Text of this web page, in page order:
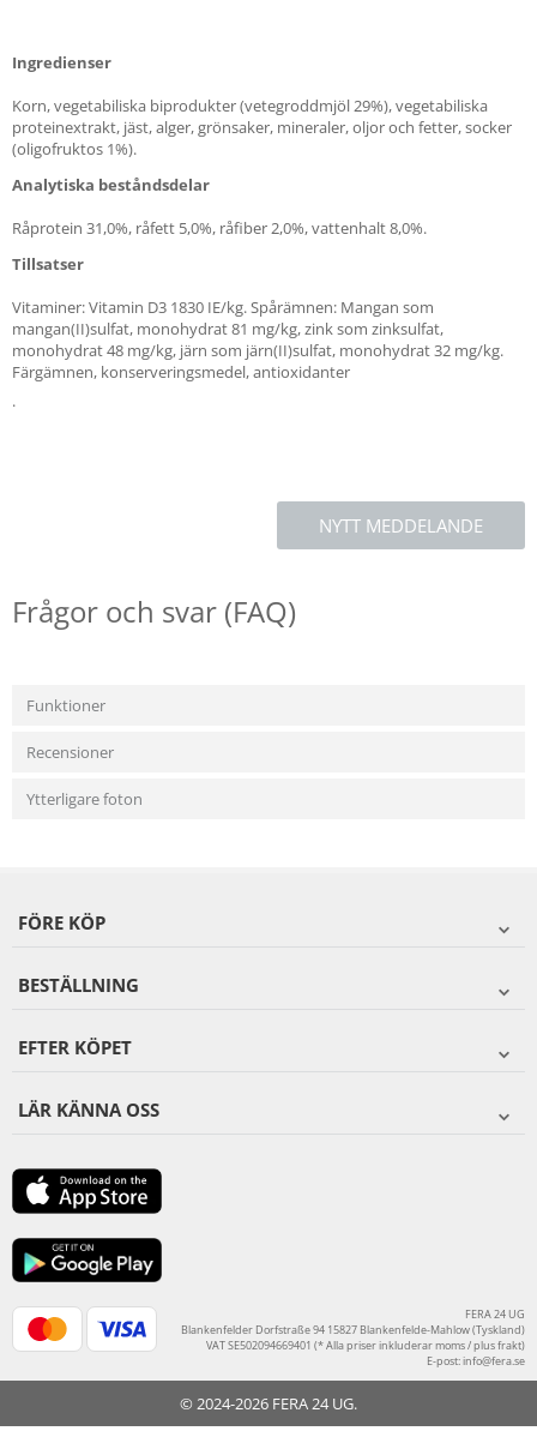
Ingredienser
Korn, vegetabiliska biprodukter (vetegroddmjöl 29%), vegetabiliska
proteinextrakt, jäst, alger, grönsaker, mineraler, oljor och fetter, socker
(oligofruktos 1%).
Analytiska beståndsdelar
Råprotein 31,0%, råfett 5,0%, råfiber 2,0%, vattenhalt 8,0%.
Tillsatser
Vitaminer: Vitamin D3 1830 IE/kg. Spårämnen: Mangan som
mangan(II)sulfat, monohydrat 81 mg/kg, zink som zinksulfat,
monohydrat 48 mg/kg, järn som järn(II)sulfat, monohydrat 32 mg/kg.
Färgämnen, konserveringsmedel, antioxidanter
.
NYTT MEDDELANDE
Frågor och svar (FAQ)
Funktioner
Recensioner
Ytterligare foton
FÖRE KÖP
BESTÄLLNING
EFTER KÖPET
LÄR KÄNNA OSS
FERA 24 UG
Blankenfelder Dorfstraße 94 15827 Blankenfelde-Mahlow (Tyskland)
VAT SE502094669401 (* Alla priser inkluderar moms / plus frakt)
E-post:info@fera.se
© 2024-2026 FERA 24 UG.